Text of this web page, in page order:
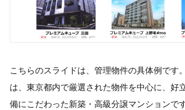
こちらのスライドは、管理物件の具体例です
は、東京都内で厳選された物件を中心に、好
備にこだわった新築・高級分譲マンションです